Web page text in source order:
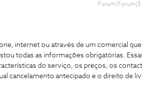
Forum|Forum|5
internet ou através de um comercial
todas as informações obrigatórias.
do serviço, os preços, os
cancelamento antecipado e o direito de